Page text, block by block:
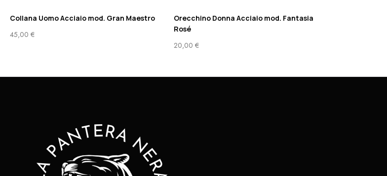
Collana Uomo Acciaio mod. Gran Maestro
45,00 €
Orecchino Donna Acciaio mod. Fantasia
Rosé
20,00 €